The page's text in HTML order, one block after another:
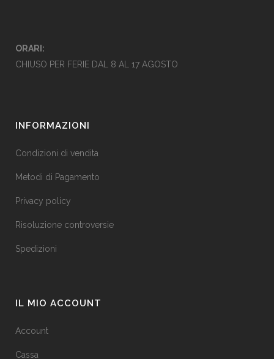
ORARI:
CHIUSO PER FERIE DAL 8 AL 17 AGOSTO
INFORMAZIONI
Condizioni di vendita
Metodi di Pagamento
Privacy policy
Risoluzione controversie
Spedizioni
IL MIO ACCOUNT
Account
Cassa